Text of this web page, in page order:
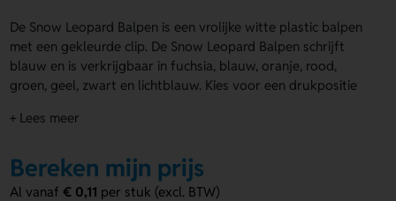
De Snow Leopard Balpen is een vrolijke witte plastic balpen
met een gekleurde clip. De Snow Leopard Balpen schrijft
blauw en is verkrijgbaar in fuchsia, blauw, oranje, rood,
groen, geel, zwart en lichtblauw. Kies voor een drukpositie
je eenvoudig een logo, naam of eigen ontwerp een leuke
Voordelen van de Snow Leopard Balpen
+ Lees meer
Bereken mijn prijs
Al vanaf€ 0,11 per stuk (excl. BTW)